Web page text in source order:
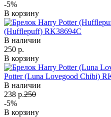
-5%
В корзину
(Hufflepuff) RK38694C
В наличии
250 р.
В корзину
Potter (Luna Lovegood Chibi)
В наличии
238 р.250
-5%
В корзину